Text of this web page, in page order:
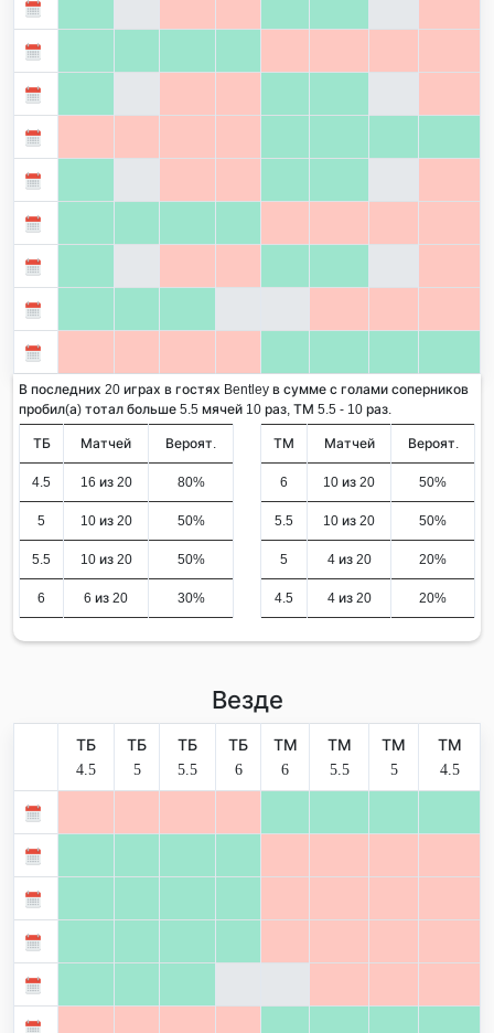
В последних 20 играх в гостях Bentley в сумме с голами соперников
пробил(а) тотал больше 5.5 мячей 10 раз, ТМ 5.5 - 10 раз.
ТБ Матчей Вероят.
4.5 16 из 20 80%
5 10 из 20 50%
5.5 10 из 20 50%
6 6 из 20 30%
ТМ Матчей Вероят.
6 10 из 20 50%
5.5 10 из 20 50%
5 4 из 20 20%
4.5 4 из 20 20%
Везде
ТБ
4.5
ТБ
5
ТБ
5.5
ТБ
6
ТМ
6
ТМ
5.5
ТМ
5
ТМ
4.5